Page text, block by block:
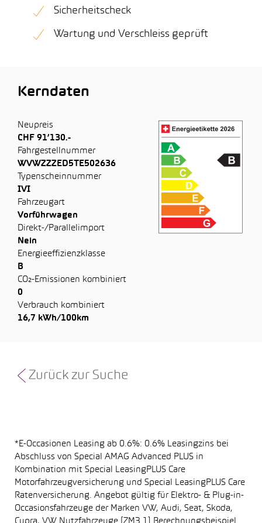
Sicherheitscheck
Wartung und Verschleiss geprüft
Kerndaten
Neupreis
CHF 91’130.-
Fahrgestellnummer
WVWZZZED5TE502636
Typenscheinnummer
IVI
Fahrzeugart
Vorführwagen
Direkt-/Parallelimport
Nein
Energieeffizienzklasse
B
CO₂-Emissionen kombiniert
0
Verbrauch kombiniert
16,7 kWh/100km
Zurück zur Suche
*E-Occasionen Leasing ab 0.6%: 0.6% Leasingzins bei
Abschluss von Special AMAG Advanced PLUS in
Kombination mit Special LeasingPLUS Care
Motorfahrzeugversicherung und Special LeasingPLUS Care
Ratenversicherung. Angebot gültig für Elektro- & Plug-in-
Occasionsfahrzeuge der Marken VW, Audi, Seat, Skoda,
Cupra, VW Nutzfahrzeuge.[ZM3.1] Berechnungsbeispiel